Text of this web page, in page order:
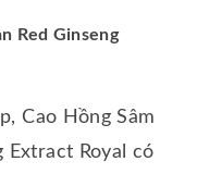
Red Ginseng
Cao Hồng Sâm
Extract Royal có